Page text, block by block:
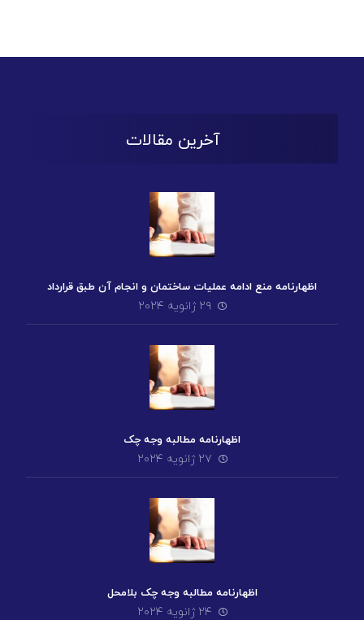
آخرین مقالات
اظهارنامه منع ادامه عملیات ساختمان و انجام آن طبق قرارداد
۲۹ ژانویه ۲۰۲۴
اظهارنامه مطالبه وجه چک
۲۷ ژانویه ۲۰۲۴
اظهارنامه مطالبه وجه چک بلامحل
۲۴ ژانویه ۲۰۲۴